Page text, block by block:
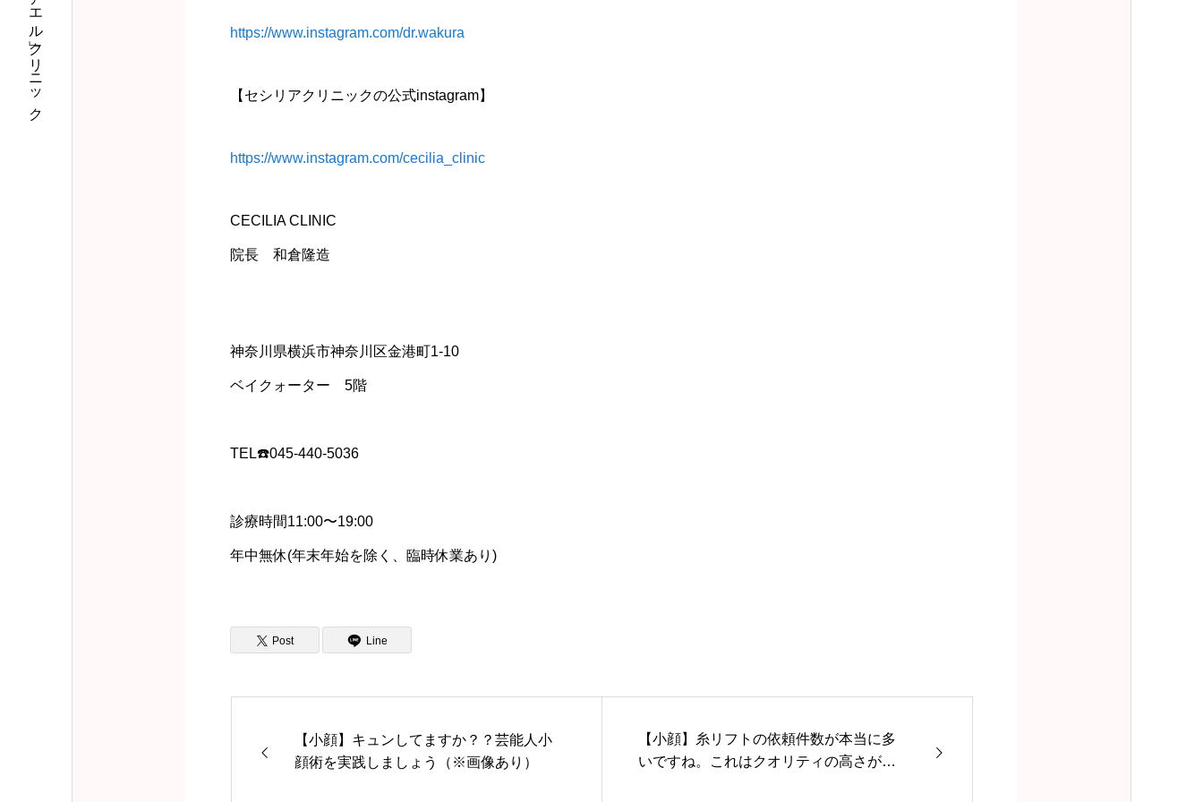
https://www.instagram.com/dr.wakura
【セシリアクリニックの公式instagram】
https://www.instagram.com/cecilia_clinic
CECILIA CLINIC
院長 和倉隆造
神奈川県横浜市神奈川区金港町1-10
ベイクォーター 5階
TEL☎️045-440-5036
診療時間11:00〜19:00
年中無休(年末年始を除く、臨時休業あり)
Post Line
【小顔】キュンしてますか？？芸能人小
顔術を実践しましょう（※画像あり）
【小顔】糸リフトの依頼件数が本当に多
いですね。これはクオリティの高さが評